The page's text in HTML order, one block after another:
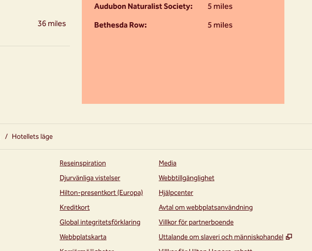
36 miles
Audubon Naturalist Society:
5 miles
Bethesda Row:
5 miles
/ Hotellets läge
Reseinspiration
Djurvänliga vistelser
Hilton-presentkort (Europa)
Kreditkort
Global integritetsförklaring
Webbplatskarta
Media
Webbtillgänglighet
Hjälpcenter
Avtal om webbplatsanvändning
Villkor för partnerboende
Uttalande om slaveri och människohandel
,